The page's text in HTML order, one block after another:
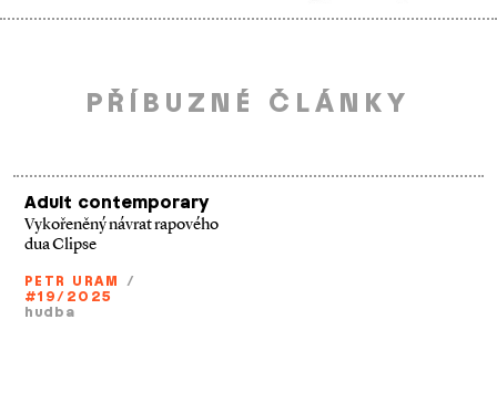
PŘÍBUZNÉ ČLÁNKY
Adult contemporary
Vykořeněný návrat rapového
dua Clipse
PETR URAM /
#19/2025
hudba